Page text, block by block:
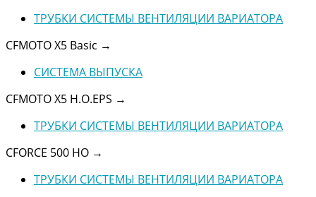
ТРУБКИ СИСТЕМЫ ВЕНТИЛЯЦИИ ВАРИАТОРА
CFMOTO X5 Basic →
СИСТЕМА ВЫПУСКА
CFMOTO X5 H.O.EPS →
ТРУБКИ СИСТЕМЫ ВЕНТИЛЯЦИИ ВАРИАТОРА
CFORCE 500 HO →
ТРУБКИ СИСТЕМЫ ВЕНТИЛЯЦИИ ВАРИАТОРА